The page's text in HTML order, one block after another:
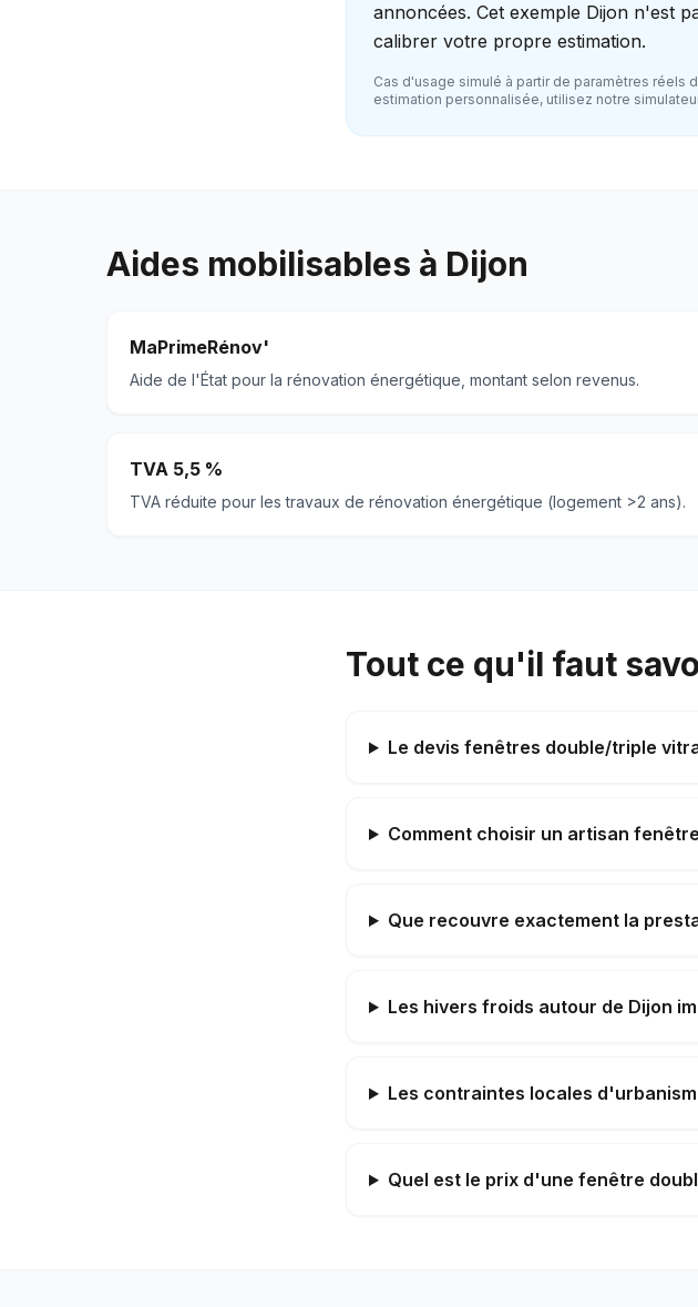
annoncées. Cet exemple Dijon n'est
calibrer votre propre estimation.
Cas d'usage simulé à partir de paramètres réels
estimation personnalisée, utilisez notre
Aides mobilisables à Dijon
MaPrimeRénov'
Aide de l'État pour la rénovation énergétique, montant selon revenus.
TVA 5,5 %
TVA réduite pour les travaux de rénovation énergétique (logement >2 ans).
Tout ce qu'il faut
Le devis fenêtres double/triple
Comment choisir un artisan
Que recouvre exactement la
Les hivers froids autour de Dijon
Les contraintes locales
Quel est le prix d'une fenêtre